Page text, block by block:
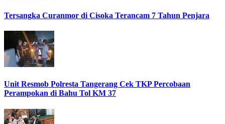
Tersangka Curanmor di Cisoka Terancam 7 Tahun Penjara
Unit Resmob Polresta Tangerang Cek TKP Percobaan
Perampokan di Bahu Tol KM 37